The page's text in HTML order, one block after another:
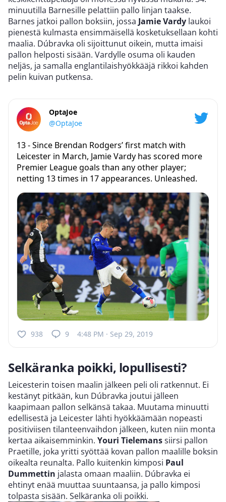
minuutilla Barnesille pelattiin pallo linjan taakse.
Barnes jatkoi pallon boksiin, jossa Jamie Vardy laukoi
pienestä kulmasta ensimmäisellä kosketuksellaan kohti
maalia. Dúbravka oli sijoittunut oikein, mutta imaisi
pallon helposti sisään. Vardylle osuma oli kauden
neljäs, ja samalla englantilaishyökkääjä rikkoi kahden
pelin kuivan putkensa.
OptaJoe
@OptaJoe
13 - Since Brendan Rodgers’ first match with
Leicester in March, Jamie Vardy has scored more
Premier League goals than any other player;
netting 13 times in 17 appearances. Unleashed.
938 9 4:48 PM · Sep 29, 2019
Selkäranka poikki, lopullisesti?
Leicesterin toisen maalin jälkeen peli oli ratkennut. Ei
kestänyt pitkään, kun Dúbravka joutui jälleen
kaapimaan pallon selkänsä takaa. Muutama minuutti
edellisestä ja Leicester lähti hyökkäämään nopeasti
positiviisen tilanteenvaihdon jälkeen, kuten niin monta
kertaa aikaisemminkin. Youri Tielemanssiirsi pallon
Praetille, joka yritti syöttää kovan pallon maalille boksin
oikealta reunalta. Pallo kuitenkin kimposi Paul
Dummettin jalasta omaan maaliin. Dúbravka ei
ehtinyt enää muuttaa suuntaansa, ja pallo kimposi
tolpasta sisään. Selkäranka oli poikki.